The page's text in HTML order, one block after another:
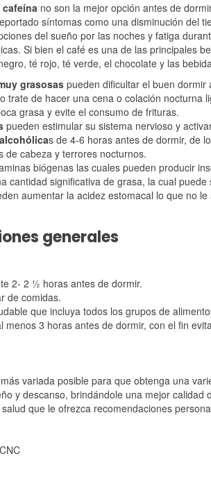
cafeína no son la mejor opción antes de
síntomas como una disminución del
del sueño por las noches y fatiga
Si bien el café es una de las principales
té rojo, té verde, el chocolate y las
grasosas pueden dificultar el buen
trate de hacer una cena o colación
grasa y evite el consumo de frituras.
pueden estimular su sistema nervioso y
s de 4-6 horas antes de dormir, de
de cabeza y terrores nocturnos.
biógenas las cuales pueden producir
cantidad significativa de grasa, la cual
aumentar la acidez estomacal lo que no
generales
2- 2 ½ horas antes de dormir.
de comidas.
que incluya todos los grupos de
menos 3 horas antes de dormir, con el fin
variada posible para que obtenga una
y descanso, brindándole una mejor
que le ofrezca recomendaciones